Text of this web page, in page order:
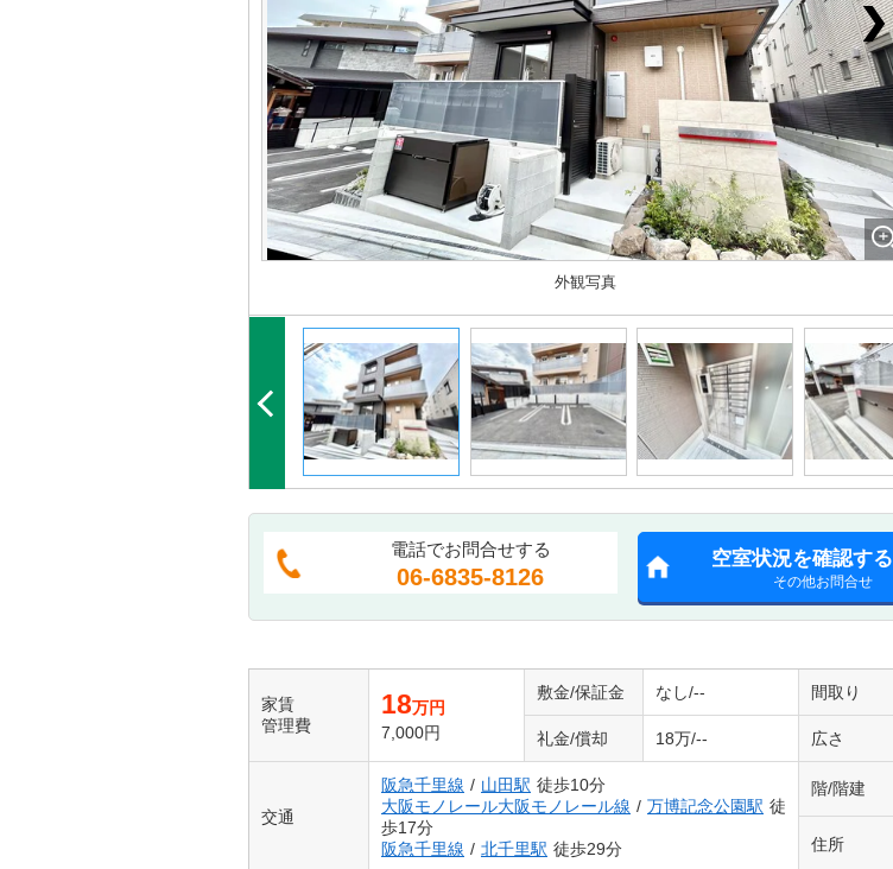
外観写真
電話でお問合せする
06-6835-8126
空室状況を確認する
その他お問合せ
家賃
管理費
18万円
7,000円
敷金/保証金 なし/-- 間取り
礼金/償却 18万/-- 広さ
交通
阪急千里線 / 山田駅 徒歩10分
大阪モノレール大阪モノレール線 / 万博記念公園駅 徒
歩17分
阪急千里線 / 北千里駅 徒歩29分
階/階建
住所